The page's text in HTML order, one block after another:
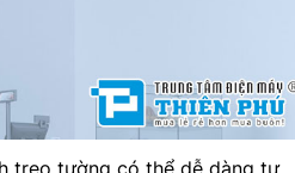
treo tường có thể dễ dàng tự